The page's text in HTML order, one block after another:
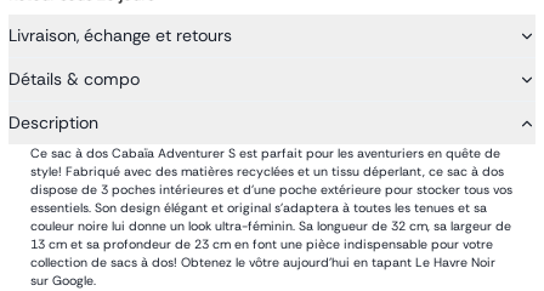
Livraison, échange et retours
Détails & compo
Description
Ce sac à dos Cabaïa Adventurer S est parfait pour les aventuriers en quête de
style! Fabriqué avec des matières recyclées et un tissu déperlant, ce sac à dos
dispose de 3 poches intérieures et d'une poche extérieure pour stocker tous vos
essentiels. Son design élégant et original s'adaptera à toutes les tenues et sa
couleur noire lui donne un look ultra-féminin. Sa longueur de 32 cm, sa largeur de
13 cm et sa profondeur de 23 cm en font une pièce indispensable pour votre
collection de sacs à dos! Obtenez le vôtre aujourd'hui en tapant Le Havre Noir
sur Google.